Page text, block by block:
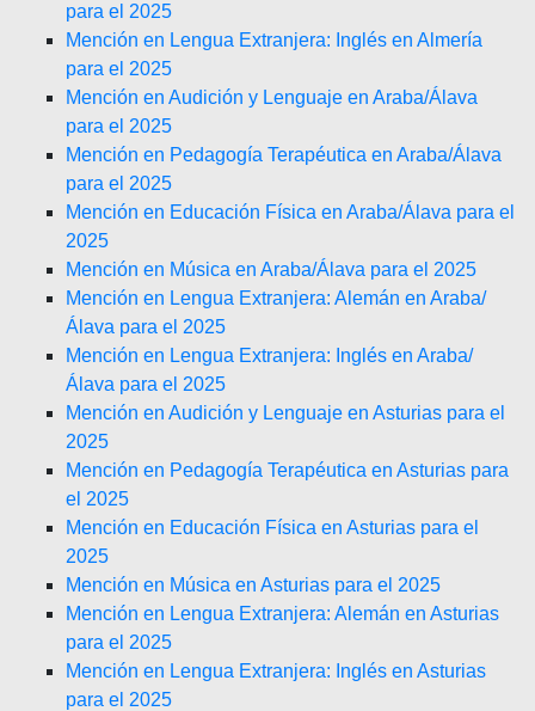
para el 2025
Mención en Lengua Extranjera: Inglés en Almería
para el 2025
Mención en Audición y Lenguaje en Araba/Álava
para el 2025
Mención en Pedagogía Terapéutica en Araba/Álava
para el 2025
Mención en Educación Física en Araba/Álava para el
2025
Mención en Música en Araba/Álava para el 2025
Mención en Lengua Extranjera: Alemán en Araba/
Álava para el 2025
Mención en Lengua Extranjera: Inglés en Araba/
Álava para el 2025
Mención en Audición y Lenguaje en Asturias para el
2025
Mención en Pedagogía Terapéutica en Asturias para
el 2025
Mención en Educación Física en Asturias para el
2025
Mención en Música en Asturias para el 2025
Mención en Lengua Extranjera: Alemán en Asturias
para el 2025
Mención en Lengua Extranjera: Inglés en Asturias
para el 2025